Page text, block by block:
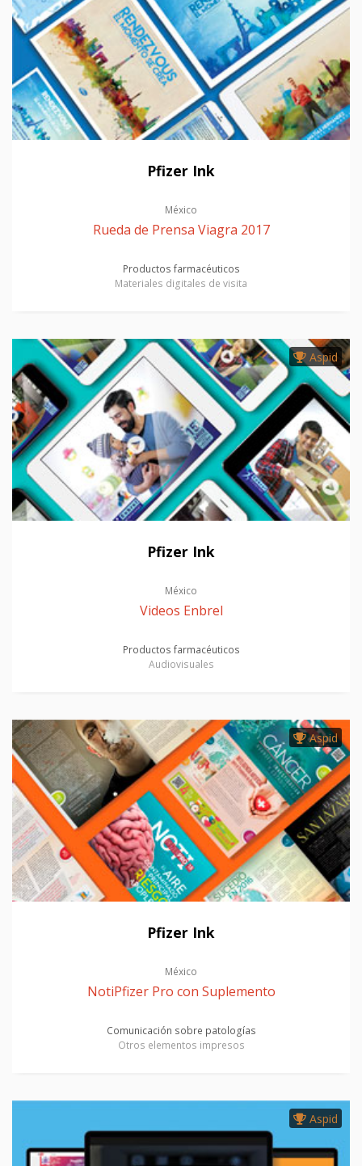
Pfizer Ink
México
Rueda de Prensa Viagra 2017
Productos farmacéuticos
Materiales digitales de visita
Aspid
Pfizer Ink
México
Videos Enbrel
Productos farmacéuticos
Audiovisuales
Aspid
Pfizer Ink
México
NotiPfizer Pro con Suplemento
Comunicación sobre patologías
Otros elementos impresos
Aspid